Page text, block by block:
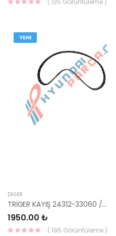
YENI
DIĞER
TRİGER KAYIŞ 24312-33060 / 151RU29-HMC
1950.00 ₺
( 195 Görüntüleme )